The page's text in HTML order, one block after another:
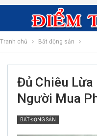
Tranh chủ Bất động sản
Đủ Chiêu Lừa
Người Mua
BẤT ĐỘNG SẢN